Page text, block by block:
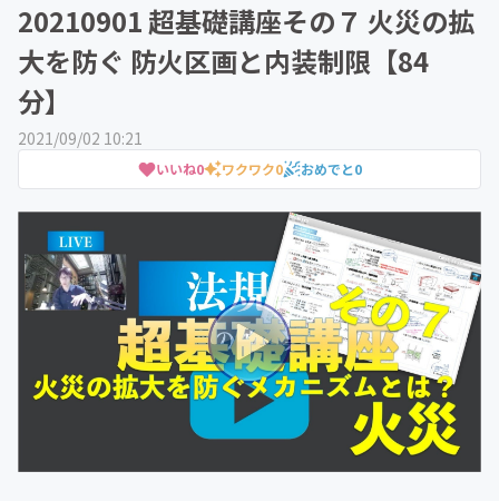
20210901 超基礎講座その７ 火災の拡
大を防ぐ 防火区画と内装制限【84
分】
2021/09/02 10:21
いいね0 ワクワク0 おめでと0